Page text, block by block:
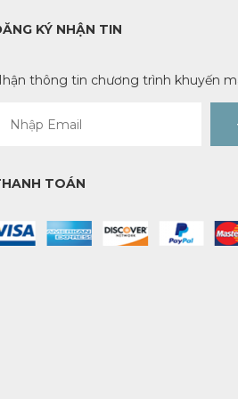
KÝ NHẬN TIN
thông tin chương trình khuyến
TOÁN